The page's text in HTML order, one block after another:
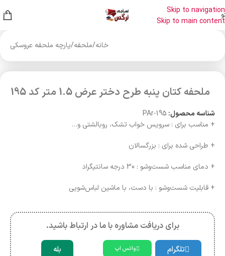
Skip to navigation
Skip to main content
خانه/ملحفه/پارچه ملحفه عروسکی
ملحفه کتان پنبه طرح دختر عرض 1.5 متر کد 195
شناسه محصول: PAr-195
+ مناسب برای : سرویس خواب تشک، روبالشتی و…
+ طراحی شده برای : بزرگسالان
+ دمای مناسب شست‌وشو : 30 درجه سانتیگراد
+ قابلیت شست‌وشو : با دست، با ماشین لباس‌شویی
برای دریافت مشاوره با ما در ارتباط باشید.
تلگرام واتس اپ بله